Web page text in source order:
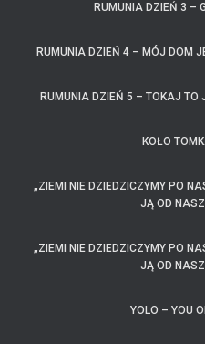
RUMUNIA DZIEŃ 3 –
RUMUNIA DZIEŃ 4 – MÓJ DOM
RUMUNIA DZIEŃ 5 – TOKAJ
KOŁO
„ZIEMI NIE DZIEDZICZYMY PO
JĄ OD
„ZIEMI NIE DZIEDZICZYMY PO
JĄ OD
YOLO – YOU